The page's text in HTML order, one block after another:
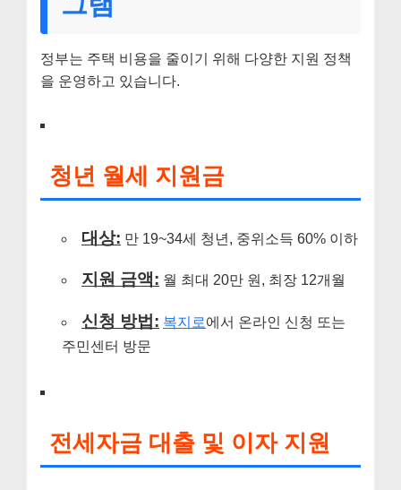
정부는 주택 비용을 줄이기 위해 다양한 지원 정책
을 운영하고 있습니다.
청년 월세 지원금
대상: 만 19~34세 청년, 중위소득 60% 이하
지원 금액: 월 최대 20만 원, 최장 12개월
신청 방법: 복지로에서 온라인 신청 또는
주민센터 방문
전세자금 대출 및 이자 지원